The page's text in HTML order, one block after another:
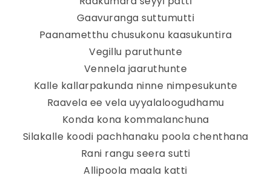
Gaavuranga suttumutti
Paanametthu chusukonu kaasukuntira
Vegillu paruthunte
Vennela jaaruthunte
Kalle kallarpakunda ninne nimpesukunte
Raavela ee vela uyyalaloogudhamu
Konda kona kommalanchuna
Silakalle koodi pachhanaku poola chenthana
Rani rangu seera sutti
Allipoola maala katti